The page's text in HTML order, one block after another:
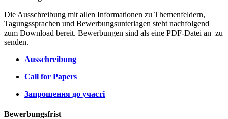
Die Ausschreibung mit allen Informationen zu Themenfeldern,
Tagungssprachen und Bewerbungsunterlagen steht nachfolgend
zum Download bereit. Bewerbungen sind als eine PDF-Datei an zu
senden.
Ausschreibung
Call for Papers
Запрошення до участі
Bewerbungsfrist